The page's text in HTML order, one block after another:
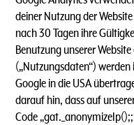
deiner Nutzung der
nach 30 Tagen ihre
Benutzung unserer
(„Nutzungsdaten“) werden
Google in die USA
darauf hin, dass auf
Code